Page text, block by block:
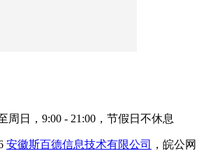
周日，9:00 - 21:00，节假日不休息
安徽斯百德信息技术有限公司
，皖公网